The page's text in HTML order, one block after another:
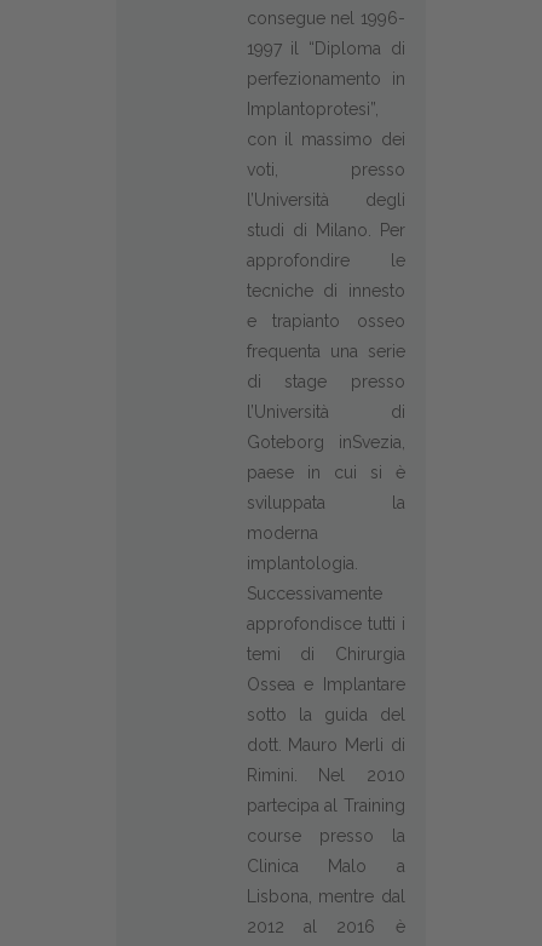
consegue nel 1996-
1997 il “Diploma di
perfezionamento in
Implantoprotesi”,
con il massimo dei
voti, presso
l’Università degli
studi di Milano. Per
approfondire le
tecniche di innesto
e trapianto osseo
frequenta una serie
di stage presso
l’Università di
Goteborg inSvezia,
paese in cui si è
sviluppata la
moderna
implantologia.
Successivamente
approfondisce tutti i
temi di Chirurgia
Ossea e Implantare
sotto la guida del
dott. Mauro Merli di
Rimini. Nel 2010
partecipa al Training
course presso la
Clinica Malo a
Lisbona, mentre dal
2012 al 2016 è